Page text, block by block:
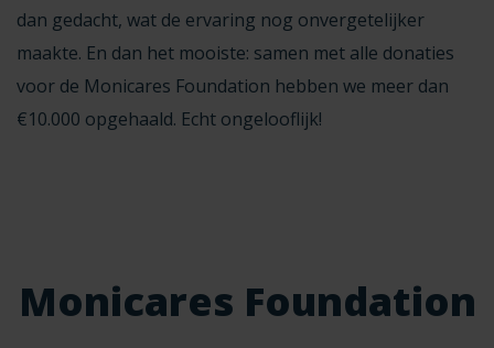
dan gedacht, wat de ervaring nog onvergetelijker
maakte. En dan het mooiste: samen met alle donaties
voor de Monicares Foundation hebben we meer dan
€10.000 opgehaald. Echt ongelooflijk!
Monicares Foundation